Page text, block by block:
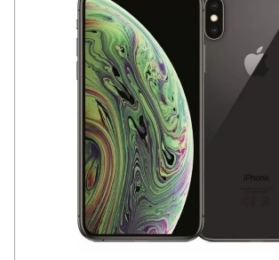
Согласен c политикой
конфиденциальности